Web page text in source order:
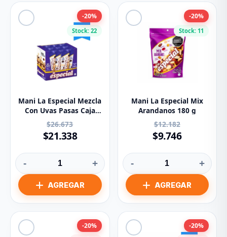
Stock: 22
-20%
Mani La Especial Mezcla
Con Uvas Pasas Caja
X12u. X35g.
$26.673
$21.338
- +
Stock: 11
-20%
Mani La Especial Mix
Arandanos 180 g
$12.182
$9.746
- +
-20% -20%